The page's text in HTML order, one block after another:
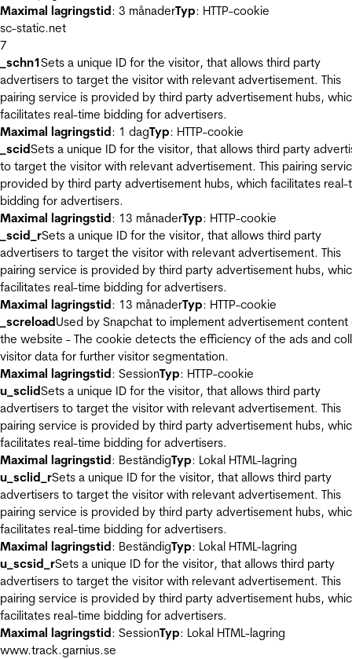
Maximal lagringstid: 3 månaderTyp: HTTP-cookie
sc-static.net
7
_schn1Sets a unique ID for the visitor, that allows third party
advertisers to target the visitor with relevant advertisement. This
pairing service is provided by third party advertisement hubs,
facilitates real-time bidding for advertisers.
Maximal lagringstid: 1 dagTyp: HTTP-cookie
_scidSets a unique ID for the visitor, that allows third party
to target the visitor with relevant advertisement. This pairing
provided by third party advertisement hubs, which facilitates real-
bidding for advertisers.
Maximal lagringstid: 13 månaderTyp: HTTP-cookie
_scid_rSets a unique ID for the visitor, that allows third party
advertisers to target the visitor with relevant advertisement. This
pairing service is provided by third party advertisement hubs,
facilitates real-time bidding for advertisers.
Maximal lagringstid: 13 månaderTyp: HTTP-cookie
_screloadUsed by Snapchat to implement advertisement content
the website - The cookie detects the efficiency of the ads and
visitor data for further visitor segmentation.
Maximal lagringstid: SessionTyp: HTTP-cookie
u_sclidSets a unique ID for the visitor, that allows third party
advertisers to target the visitor with relevant advertisement. This
pairing service is provided by third party advertisement hubs,
facilitates real-time bidding for advertisers.
Maximal lagringstid: BeständigTyp: Lokal HTML-lagring
u_sclid_rSets a unique ID for the visitor, that allows third party
advertisers to target the visitor with relevant advertisement. This
pairing service is provided by third party advertisement hubs,
facilitates real-time bidding for advertisers.
Maximal lagringstid: BeständigTyp: Lokal HTML-lagring
u_scsid_rSets a unique ID for the visitor, that allows third party
advertisers to target the visitor with relevant advertisement. This
pairing service is provided by third party advertisement hubs,
facilitates real-time bidding for advertisers.
Maximal lagringstid: SessionTyp: Lokal HTML-lagring
www.track.garnius.se